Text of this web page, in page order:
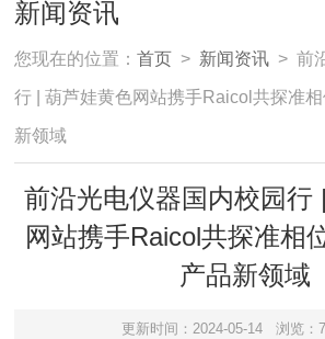
新闻资讯
您现在的位置：首页 > 新闻资讯 > 前
行 | 葫芦娃黄色网站携手Raicol共探准
新领域
前沿光电仪器国内校园行
网站携手Raicol共探准相
产品新领域
更新时间：2024-05-14 浏览